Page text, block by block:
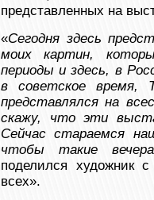
представленных на
«Сегодня здесь
моих картин,
периоды и здесь, в
в советское время,
представлялся на
скажу, что эти
Сейчас стараемся
чтобы такие
поделился художник
всех».